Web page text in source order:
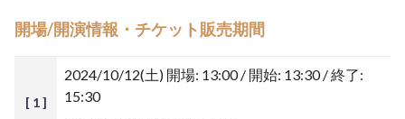
開場/開演情報・チケット販売期間
[ 1 ]
2024/10/12(土) 開場: 13:00 / 開始: 13:30 / 終了:
15:30